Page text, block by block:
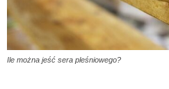
Ile można jeść sera pleśniowego?